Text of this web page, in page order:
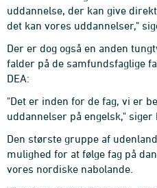
uddannelse, der kan give
det kan vores uddannelser,"
Der er dog også en anden
falder på de samfundsfaglige
DEA:
"Det er inden for de fag, vi er
uddannelser på engelsk," siger
Den største gruppe af
mulighed for at følge fag på
vores nordiske nabolande.